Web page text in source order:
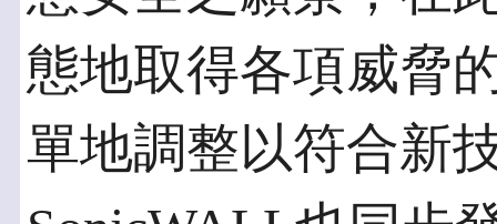
態地取得各項威脅
單地調整以符合新